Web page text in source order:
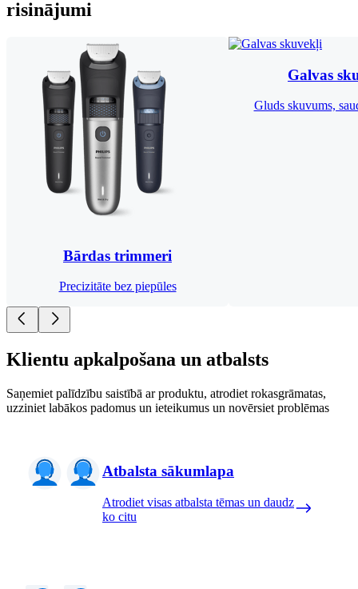
risinājumi
Bārdas trimmeri
Precizitāte bez piepūles
Galvas
Gluds skuvums,
Klientu apkalpošana un atbalsts
Saņemiet palīdzību saistībā ar produktu, atrodiet rokasgrāmatas,
uzziniet labākos padomus un ieteikumus un novērsiet problēmas
Atbalsta sākumlapa
Atrodiet visas atbalsta tēmas un daudz
ko citu